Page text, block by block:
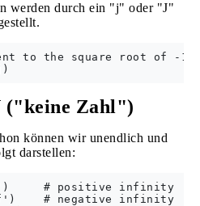
werden durch ein "j" oder "J"
to the square root of -1.
("keine Zahl")
können wir unendlich und
darstellen:
# positive infinity
# negative infinity